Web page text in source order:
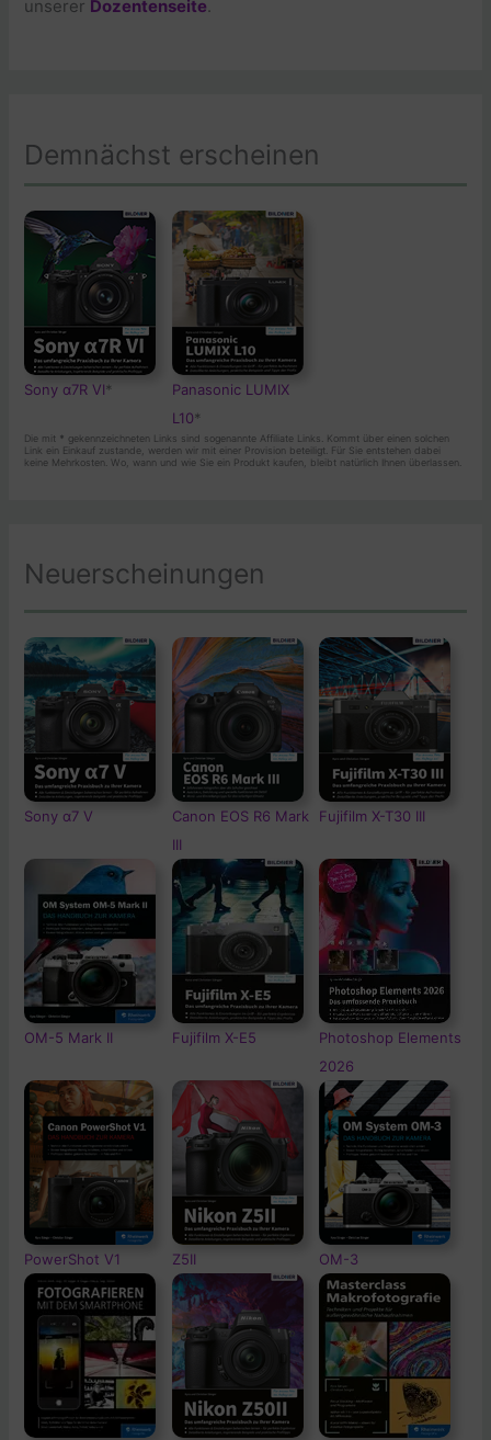
unserer Dozentenseite.
Demnächst erscheinen
Sony α7R VI*
Panasonic LUMIX
L10*
Die mit * gekennzeichneten Links sind sogenannte Affiliate Links. Kommt über einen solchen
Link ein Einkauf zustande, werden wir mit einer Provision beteiligt. Für Sie entstehen dabei
keine Mehrkosten. Wo, wann und wie Sie ein Produkt kaufen, bleibt natürlich Ihnen überlassen.
Neuerscheinungen
Sony α7 V
Canon EOS R6 Mark
III
Fujifilm X-T30 III
OM-5 Mark II Fujifilm X-E5
Photoshop Elements
2026
PowerShot V1 Z5II OM-3